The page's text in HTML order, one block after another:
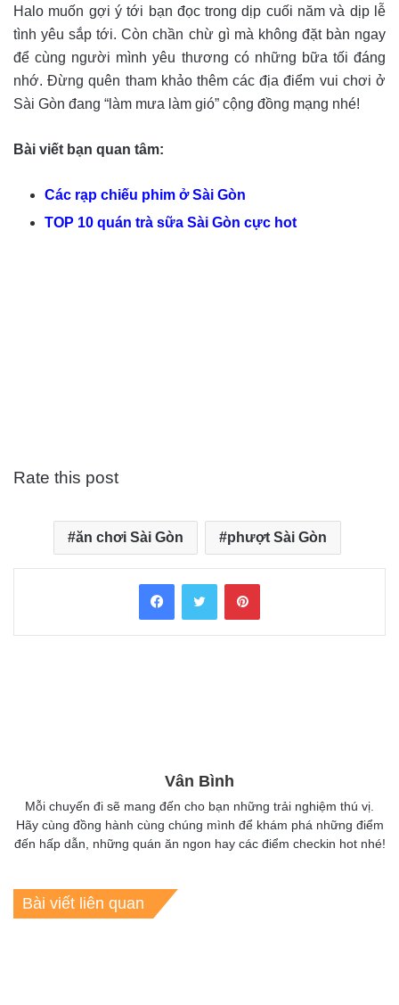
Halo muốn gợi ý tới bạn đọc trong dịp cuối năm và dịp lễ
tình yêu sắp tới. Còn chần chừ gì mà không đặt bàn ngay
để cùng người mình yêu thương có những bữa tối đáng
nhớ. Đừng quên tham khảo thêm các địa điểm vui chơi ở
Sài Gòn đang “làm mưa làm gió” cộng đồng mạng nhé!
Bài viết bạn quan tâm:
Các rạp chiếu phim ở Sài Gòn
TOP 10 quán trà sữa Sài Gòn cực hot
Rate this post
ăn chơi Sài Gòn phượt Sài Gòn
FacebookTwitter Pinterest
Vân Bình
Mỗi chuyến đi sẽ mang đến cho bạn những trải nghiệm thú vị.
Hãy cùng đồng hành cùng chúng mình để khám phá những điểm
đến hấp dẫn, những quán ăn ngon hay các điểm checkin hot nhé!
Bài viết liên quan